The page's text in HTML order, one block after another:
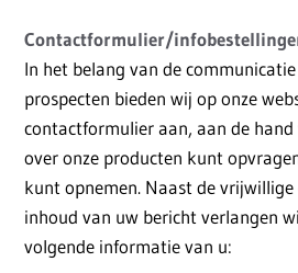
Contactformulier/
In het belang van de
prospecten bieden wij op onze
contactformulier aan, aan de
over onze producten kunt
kunt opnemen. Naast de vrijwillige
inhoud van uw bericht verlangen
volgende informatie van u: